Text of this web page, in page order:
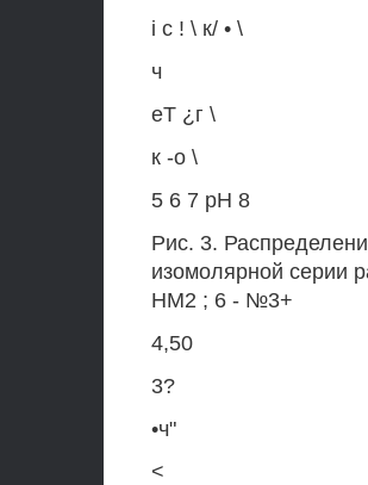
i с ! \ к/ • \
ч
еТ ¿г \
к -о \
5 6 7 рН 8
Рис. 3.
изомолярной серии
НМ2 ; 6 - №3+
4,50
3?
•ч"
<